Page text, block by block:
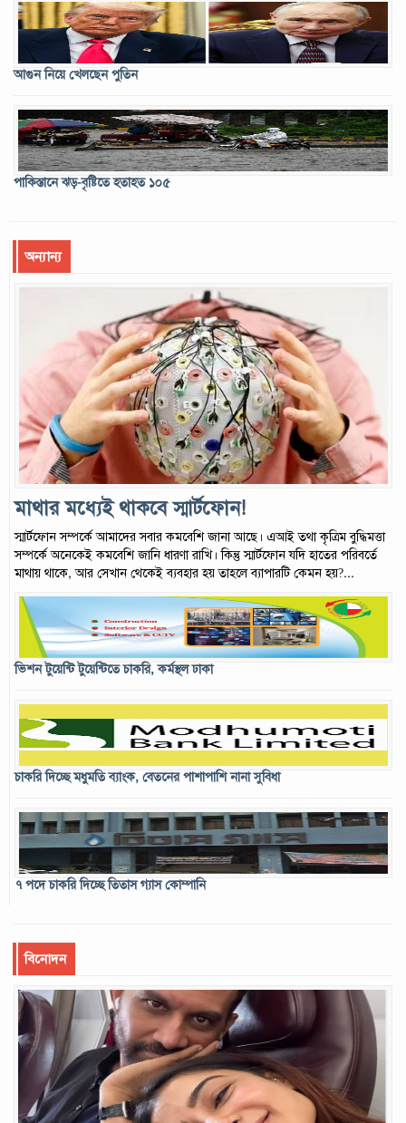
আগুন নিয়ে খেলছেন পুতিন
পাকিস্তানে ঝড়-বৃষ্টিতে হতাহত ১০৫
অন্যান্য
মাথার মধ্যেই থাকবে স্মার্টফোন!
স্মার্টফোন সম্পর্কে আমাদের সবার কমবেশি জানা আছে। এআই তথা কৃত্রিম বুদ্ধিমত্তা
সম্পর্কে অনেকেই কমবেশি জানি ধারণা রাখি। কিন্তু স্মার্টফোন যদি হাতের পরিবর্তে
মাথায় থাকে, আর সেখান থেকেই ব্যবহার হয় তাহলে ব্যাপারটি কেমন হয়?...
ভিশন টুয়েন্টি টুয়েন্টিতে চাকরি, কর্মস্থল ঢাকা
চাকরি দিচ্ছে মধুমতি ব্যাংক, বেতনের পাশাপাশি নানা সুবিধা
৭ পদে চাকরি দিচ্ছে তিতাস গ্যাস কোম্পানি
বিনোদন